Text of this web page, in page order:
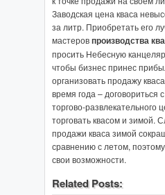
Заводская цена кваса
за литр. Приобретать его
мастеровпроизводства
просить Небесную
чтобы бизнес принес
организовать продажу
время года – договориться
торгово-развлекательного
торговать квасом и зимой.
продажи кваса зимой
сравнению с летом,
свои возможности.
Related Posts: